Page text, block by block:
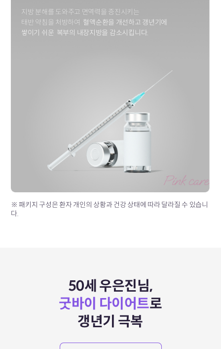
지방 분해를 도와주고 면역력을 증진시키는
태반 약침을 처방하여 혈액순환을 개선하고 갱년기에
쌓이기 쉬운 복부의 내장지방을 감소시킵니다.
※ 패키지 구성은 환자 개인의 상황과 건강 상태에 따라 달라질 수 있습니
다.
50세 우은진님,
굿바이 다이어트로
갱년기 극복